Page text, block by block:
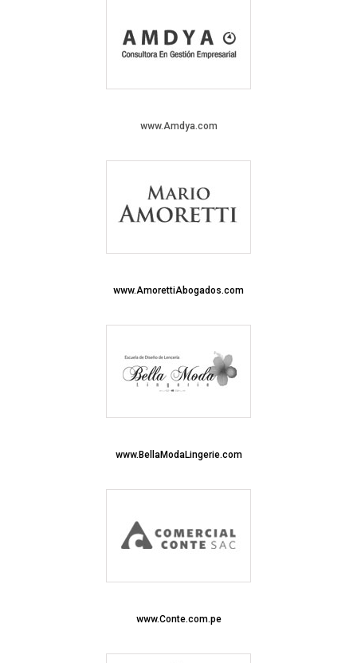
www.Amdya.com
www.AmorettiAbogados.com
www.BellaModaLingerie.com
www.Conte.com.pe